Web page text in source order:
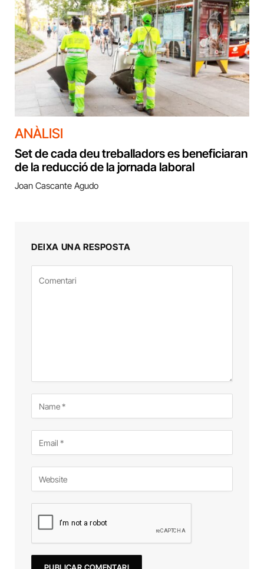
ANÀLISI
Set de cada deu treballadors es beneficiaran
de la reducció de la jornada laboral
Joan Cascante Agudo
DEIXA UNA RESPOSTA